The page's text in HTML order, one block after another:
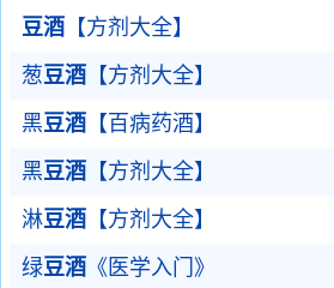
豆酒 【方剂大全】
葱豆酒 【方剂大全】
黑豆酒 【百病药酒】
黑豆酒 【方剂大全】
淋豆酒 【方剂大全】
绿豆酒 《医学入门》